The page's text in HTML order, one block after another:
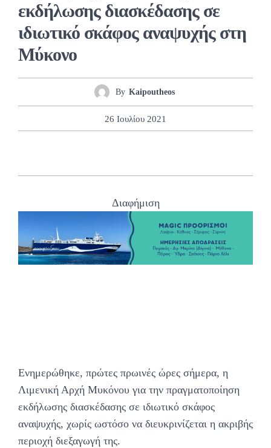
εκδήλωσης διασκέδασης σε
ιδιωτικό σκάφος αναψυχής στη
Μύκονο
By Kaipoutheos
26 Ιουλίου 2021
Διαφήμιση
Ενημερώθηκε, πρώτες πρωινές ώρες σήμερα, η
Λιμενική Αρχή Μυκόνου για την πραγματοποίηση
εκδήλωσης διασκέδασης σε ιδιωτικό σκάφος
αναψυχής, χωρίς ωστόσο να διευκρινίζεται η ακριβής
περιοχή διεξαγωγή της.